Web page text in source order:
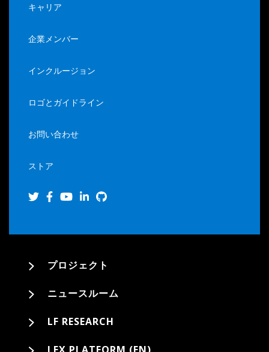
キャリア
企業メンバー
インクルージョン
ロゴとガイドライン
お問い合わせ
ストア
プロジェクト
ニュースルーム
LF RESEARCH